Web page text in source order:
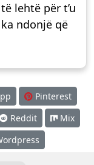
lehtë për t’u
ndonjë që
Pinterest
Reddit
Mix